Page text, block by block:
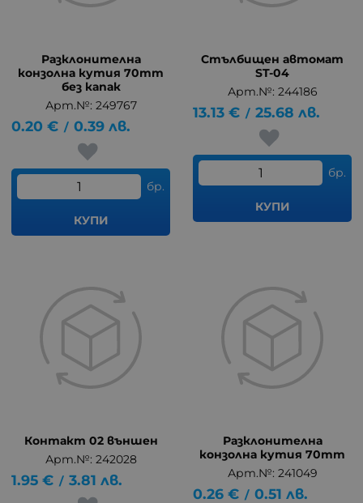
Разклонителна
конзолна кутия 70mm
без капак
Арт.№: 249767
0.20 € / 0.39 лв.
бр.
КУПИ
Стълбищен автомат
ST-04
Арт.№: 244186
13.13 € / 25.68 лв.
бр.
КУПИ
Контакт 02 външен
Арт.№: 242028
1.95 € / 3.81 лв.
Разклонителна
конзолна кутия 70mm
Арт.№: 241049
0.26 € / 0.51 лв.